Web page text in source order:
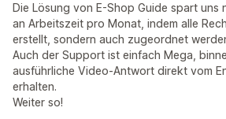
Die Lösung von E-Shop Guide spart uns
an Arbeitszeit pro Monat, indem alle
erstellt, sondern auch zugeordnet
Auch der Support ist einfach Mega,
ausführliche Video-Antwort direkt vom
erhalten.
Weiter so!